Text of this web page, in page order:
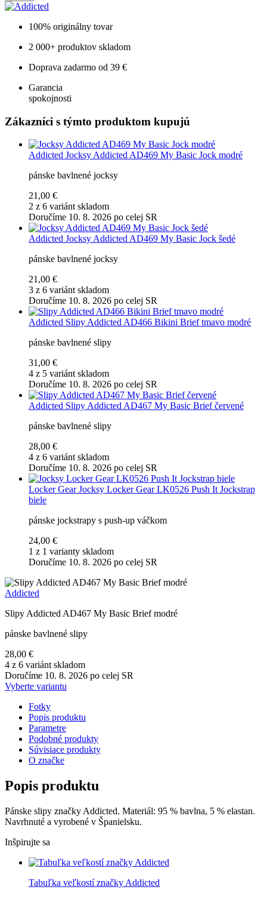
100% originálny tovar
2 000+ produktov skladom
Doprava zadarmo od 39 €
Garancia
spokojnosti
Zákazníci s týmto produktom kupujú
Addicted Jocksy Addicted AD469 My Basic Jock modré
pánske bavlnené jocksy
21,00 €
2 z 6 variánt skladom
Doručíme 10. 8. 2026 po celej SR
Addicted Jocksy Addicted AD469 My Basic Jock šedé
pánske bavlnené jocksy
21,00 €
3 z 6 variánt skladom
Doručíme 10. 8. 2026 po celej SR
Addicted Slipy Addicted AD466 Bikini Brief tmavo modré
pánske bavlnené slipy
31,00 €
4 z 5 variánt skladom
Doručíme 10. 8. 2026 po celej SR
Addicted Slipy Addicted AD467 My Basic Brief červené
pánske bavlnené slipy
28,00 €
4 z 6 variánt skladom
Doručíme 10. 8. 2026 po celej SR
Locker Gear Jocksy Locker Gear LK0526 Push It Jockstrap
biele
pánske jockstrapy s push-up váčkom
24,00 €
1 z 1 varianty skladom
Doručíme 10. 8. 2026 po celej SR
Addicted
Slipy Addicted AD467 My Basic Brief modré
pánske bavlnené slipy
28,00 €
4 z 6 variánt skladom
Doručíme 10. 8. 2026 po celej SR
Vyberte variantu
Fotky
Popis produktu
Parametre
Podobné produkty
Súvisiace produkty
O značke
Popis produktu
Pánske slipy značky Addicted. Materiál: 95 % bavlna, 5 % elastan.
Navrhnuté a vyrobené v Španielsku.
Inšpirujte sa
Tabuľka veľkostí značky Addicted